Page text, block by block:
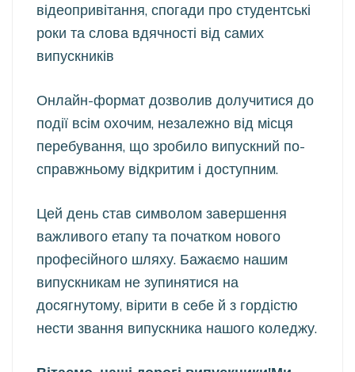
відеопривітання, спогади про студентські
роки та слова вдячності від самих
випускників
Онлайн-формат дозволив долучитися до
події всім охочим, незалежно від місця
перебування, що зробило випускний по-
справжньому відкритим і доступним.
Цей день став символом завершення
важливого етапу та початком нового
професійного шляху. Бажаємо нашим
випускникам не зупинятися на
досягнутому, вірити в себе й з гордістю
нести звання випускника нашого коледжу.